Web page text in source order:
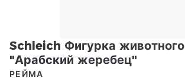
Schleich Фигурка животного
"Арабский жеребец"
РЕЙМА